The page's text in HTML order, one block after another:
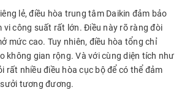
lẻ, điều hòa trung tâm Daikin đảm bảo
vi công suất rất lớn. Điều này rõ ràng đòi
mức cao. Tuy nhiên, điều hòa tổng chỉ
không gian rộng. Và với cùng diện tích như
rất nhiều điều hòa cục bộ để có thể đảm
tương đương.